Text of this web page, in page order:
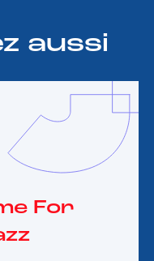
aussi
For